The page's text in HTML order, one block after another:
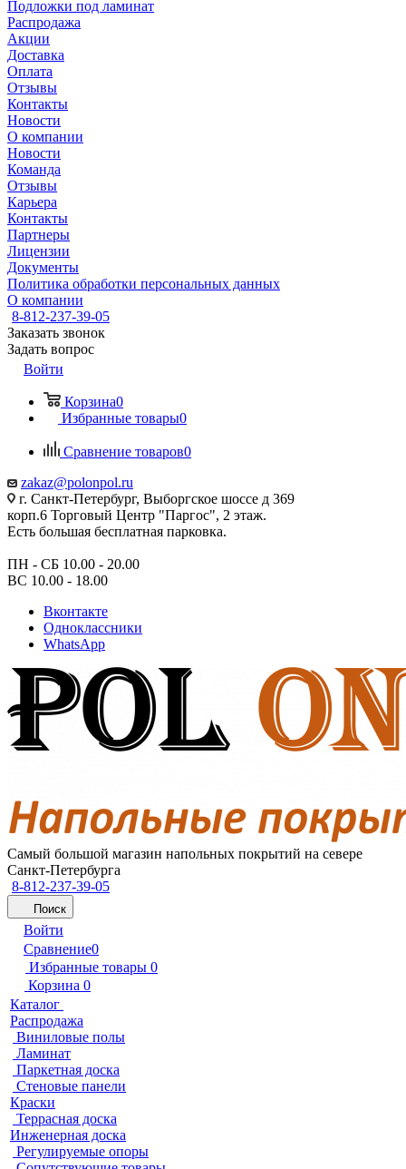
Подложки под ламинат
Распродажа
Акции
Доставка
Оплата
Отзывы
Контакты
Новости
О компании
Новости
Команда
Отзывы
Карьера
Контакты
Партнеры
Лицензии
Документы
Политика обработки персональных данных
О компании
8-812-237-39-05
Заказать звонок
Задать вопрос
Войти
Корзина0
Избранные товары0
Сравнение товаров0
zakaz@polonpol.ru
г. Санкт-Петербург, Выборгское шоссе д 369
корп.6 Торговый Центр "Паргос", 2 этаж.
Есть большая бесплатная парковка.
ПН - СБ 10.00 - 20.00
ВС 10.00 - 18.00
Вконтакте
Одноклассники
WhatsApp
Самый большой магазин напольных покрытий на севере
Санкт-Петербурга
8-812-237-39-05
Поиск
Войти
Сравнение0
Избранные товары 0
Корзина 0
Каталог
Распродажа
Виниловые полы
Ламинат
Паркетная доска
Стеновые панели
Краски
Террасная доска
Инженерная доска
Регулируемые опоры